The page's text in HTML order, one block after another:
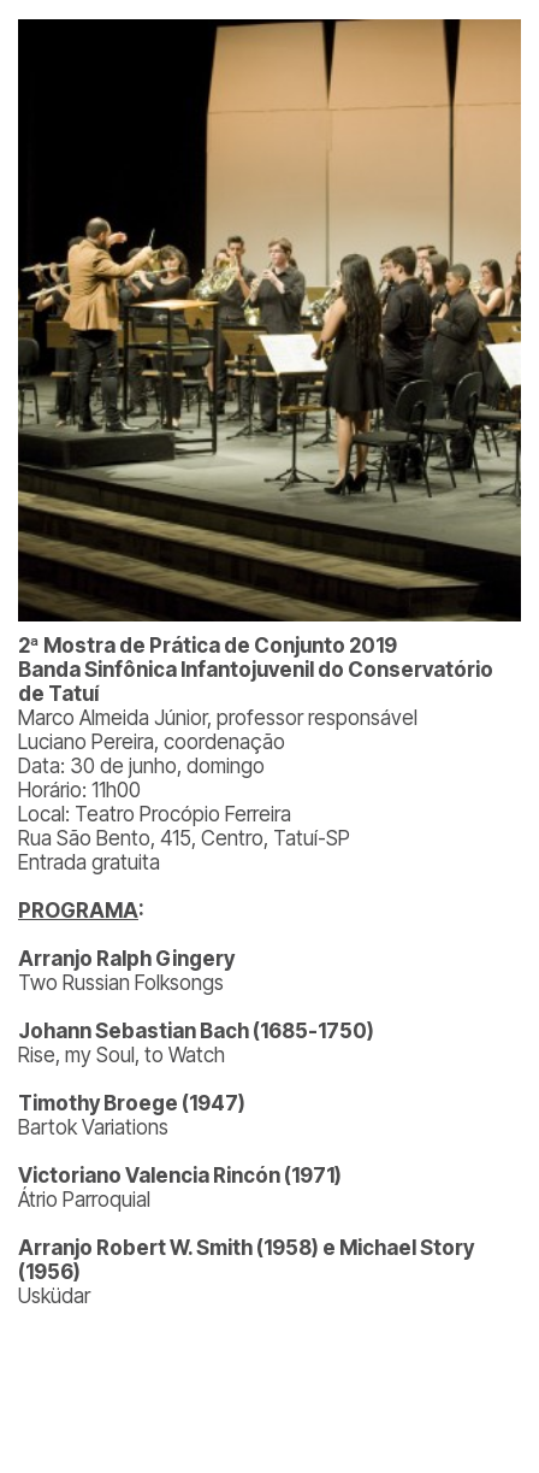
2ª Mostra de Prática de Conjunto 2019
Banda Sinfônica Infantojuvenil do Conservatório
de Tatuí
Marco Almeida Júnior, professor responsável
Luciano Pereira, coordenação
Data: 30 de junho, domingo
Horário: 11h00
Local: Teatro Procópio Ferreira
Rua São Bento, 415, Centro, Tatuí-SP
Entrada gratuita
PROGRAMA:
Arranjo Ralph Gingery
Two Russian Folksongs
Johann Sebastian Bach (1685-1750)
Rise, my Soul, to Watch
Timothy Broege (1947)
Bartok Variations
Victoriano Valencia Rincón (1971)
Átrio Parroquial
Arranjo Robert W. Smith (1958) e Michael Story
(1956)
Usküdar